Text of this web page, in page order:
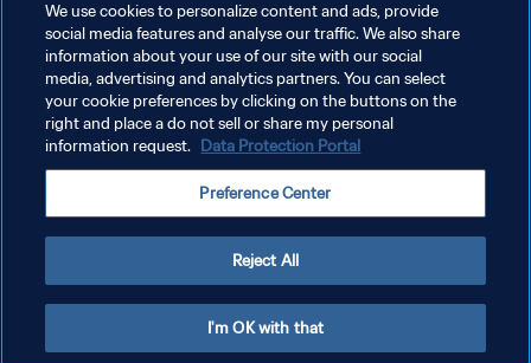
de novembro, às 15h30 (horário local).
Mundial Sub-17: artigos Ver tudo
We use cookies to personalize content and ads, provide
social media features and analyse our traffic. We also share
information about your use of our site with our social
media, advertising and analytics partners. You can select
your cookie preferences by clicking on the buttons on the
right and place a do not sell or share my personal
information request. Data Protection Portal
Preference Center
Reject All
I'm OK with that